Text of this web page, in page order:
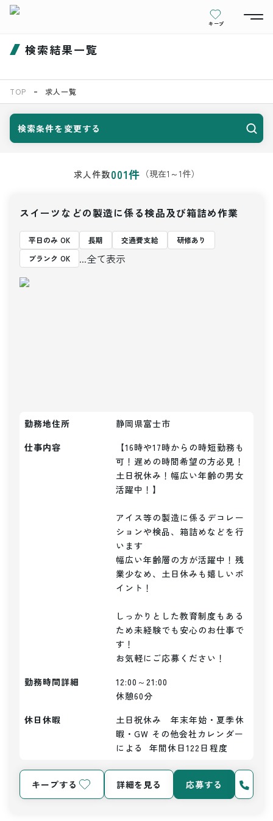
キープ
検索結果一覧
TOP 求人一覧
検索条件を変更する
求人件数001件 （現在1 ～1件）
スイーツなどの製造に係る検品及び箱詰め作業
平日のみ OK 長期 交通費支給
研修あり
ブランク OK
...全て表示
勤務地住所
静岡県富士市
仕事内容
【16時や17時からの時短勤務も
可！遅めの時間希望の方必見！
土日祝休み！幅広い年齢の男女
活躍中！】
アイス等の製造に係るデコレー
ションや検品、箱詰めなどを行
います
幅広い年齢層の方が活躍中！残
業少なめ、土日休みも嬉しいポ
イント！
しっかりとした教育制度もある
ため未経験でも安心のお仕事で
す！
お気軽にご応募ください！
勤務時間詳細
12:00～21:00
休憩60分
休日休暇
土日祝休み　年末年始・夏季休
暇・GW その他会社カレンダー
による  年間休日122日程度
キープする 詳細を見る 応募する